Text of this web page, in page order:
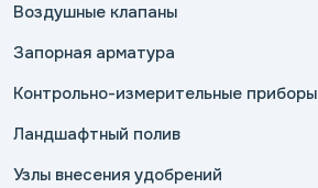
Воздушные клапаны
Запорная арматура
Контрольно-измерительные приборы
Ландшафтный полив
Узлы внесения удобрений